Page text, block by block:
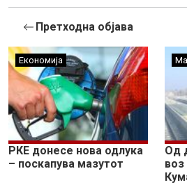
Претходна објава
Економија
РКЕ донесе нова одлука
– поскапува мазутот
Од
воз